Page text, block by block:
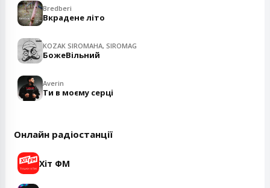
Bredberi
Вкрадене літо
KOZAK SIROMAHA, SIROMAG
БожеВільний
Averin
Ти в моєму серці
Онлайн радіостанції
Хіт ФМ